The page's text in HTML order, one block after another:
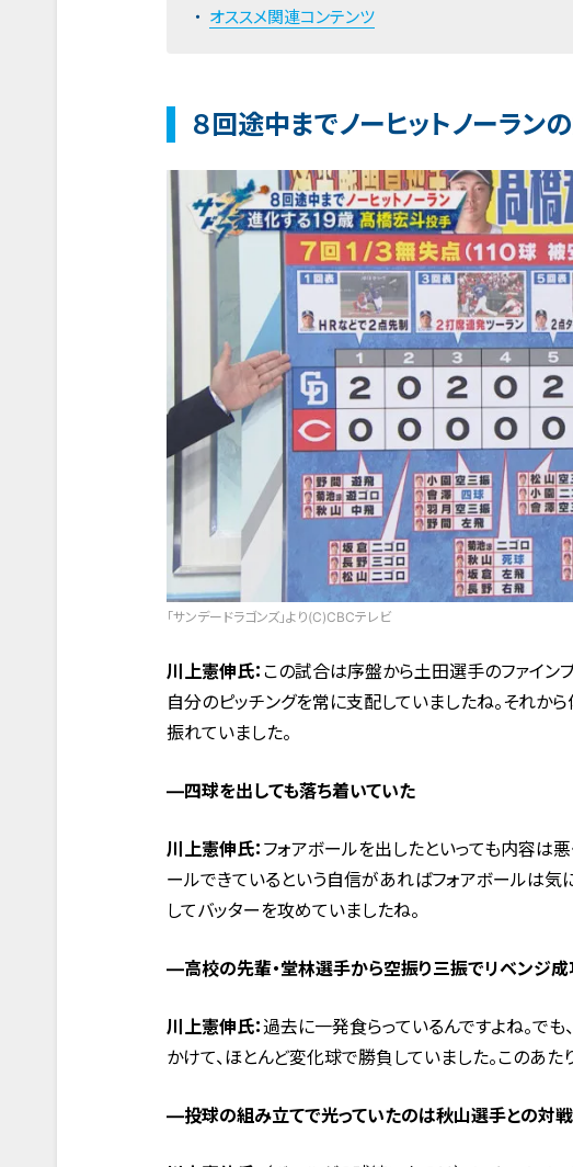
オススメ関連コンテンツ
８回途中までノーヒットノーラン
「サンデードラゴンズ」より(C)CBCテレビ
川上憲伸氏： この試合は序盤から土田選手のファイン
自分のピッチングを常に支配していましたね。それか
振れていました。
―四球を出しても落ち着いていた
川上憲伸氏： フォアボールを出したといっても内容は
ールできているという自信があればフォアボールは気
してバッターを攻めていましたね。
―高校の先輩・堂林選手から空振り三振でリベンジ成
川上憲伸氏：過去に一発食らっているんですよね。で
かけて、ほとんど変化球で勝負していました。このあた
―投球の組み立てで光っていたのは秋山選手との対戦